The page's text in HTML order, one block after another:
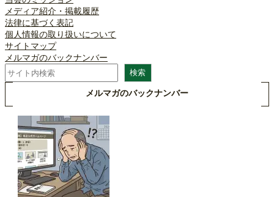
メディア紹介・掲載履歴
法律に基づく表記
個人情報の取り扱いについて
サイトマップ
メルマガのバックナンバー
検
索
検索
メルマガのバックナンバー